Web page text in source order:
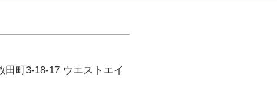
田町3-18-17 ウエストエイ